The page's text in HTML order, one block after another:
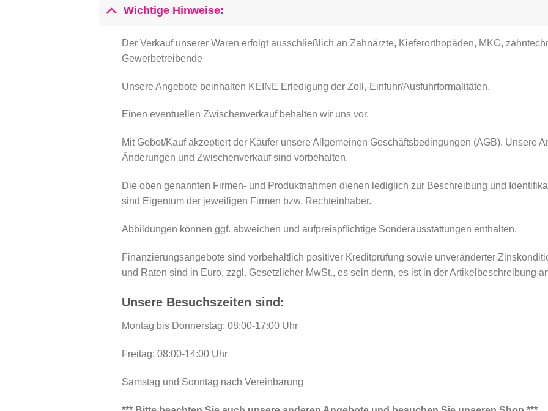
Wichtige Hinweise:
Der Verkauf unserer Waren erfolgt ausschließlich an Zahnärzte, Kieferorthopäden, MKG,
Gewerbetreibende
Unsere Angebote beinhalten KEINE Erledigung der Zoll,-Einfuhr/Ausfuhrformalitäten.
Einen eventuellen Zwischenverkauf behalten wir uns vor.
Mit Gebot/Kauf akzeptiert der Käufer unsere Allgemeinen Geschäftsbedingungen (AGB). Unsere
Änderungen und Zwischenverkauf sind vorbehalten.
Die oben genannten Firmen- und Produktnahmen dienen lediglich zur Beschreibung und
sind Eigentum der jeweiligen Firmen bzw. Rechteinhaber.
Abbildungen können ggf. abweichen und aufpreispflichtige Sonderausstattungen enthalten.
Finanzierungsangebote sind vorbehaltlich positiver Kreditprüfung sowie unveränderter
und Raten sind in Euro, zzgl. Gesetzlicher MwSt., es sein denn, es ist in der Artikelbeschreibung
Unsere Besuchszeiten sind:
Montag bis Donnerstag: 08:00-17:00 Uhr
Freitag: 08:00-14:00 Uhr
Samstag und Sonntag nach Vereinbarung